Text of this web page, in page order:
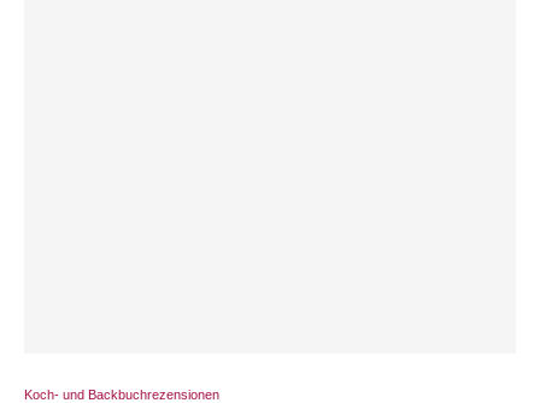
Koch- und Backbuchrezensionen